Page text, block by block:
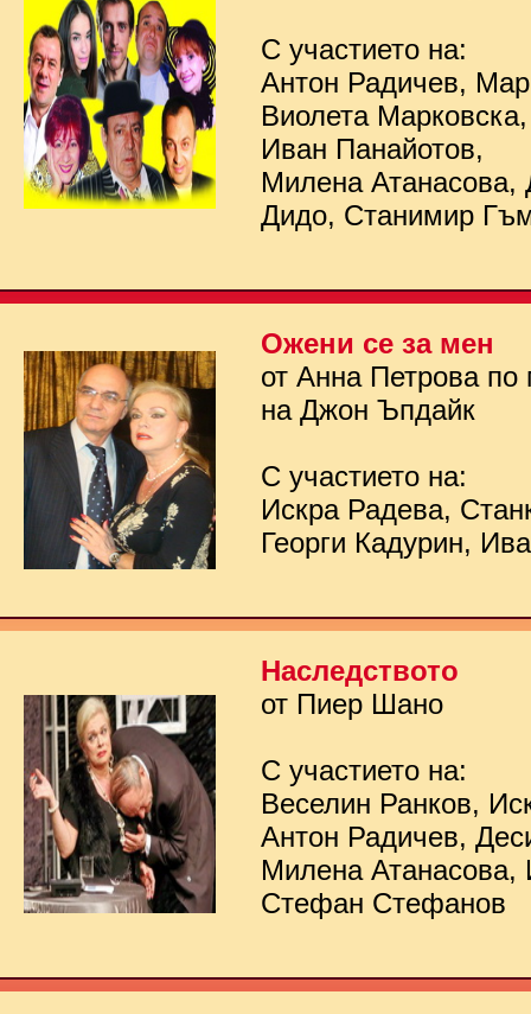
С участието на:
Антон Радичев,
Виолета
Иван Панайотов,
Милена Атанасова,
Дидо, Станимир
Ожени се за мен
от Анна Петрова по
на Джон Ъпдайк
С участието на:
Искра Радева,
Георги Кадурин,
Наследството
от Пиер Шано
С участието на:
Веселин Ранков,
Антон Радичев,
Милена Атанасова,
Стефан Стефанов